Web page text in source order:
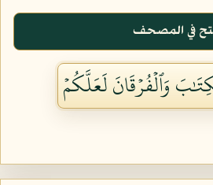
في المصحف
وَٱلۡفُرۡقَانَ لَعَلَّكُمۡ